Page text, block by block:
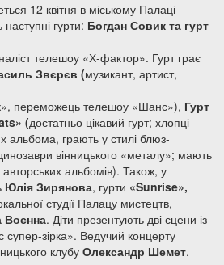
12 квітня в міському Палаці
гурти: Богдан Совик та гурт
телешоу «Х-фактор». Гурт грає
Звєрєв (музикант, артист,
переможець телешоу «Шанс»), Гурт
(достатньо цікавий гурт; хлопці
альбома, грають у стилі блюз-
вінницького «металу»; мають
авторських альбомів). Також, у
Юлія Зирянова, гурти «Sunrise»,
студії Палацу мистецтв,
Воєнна. Діти презентують дві сцени із
супер-зірка». Ведучий концерту
клубу Олександр Шемет.